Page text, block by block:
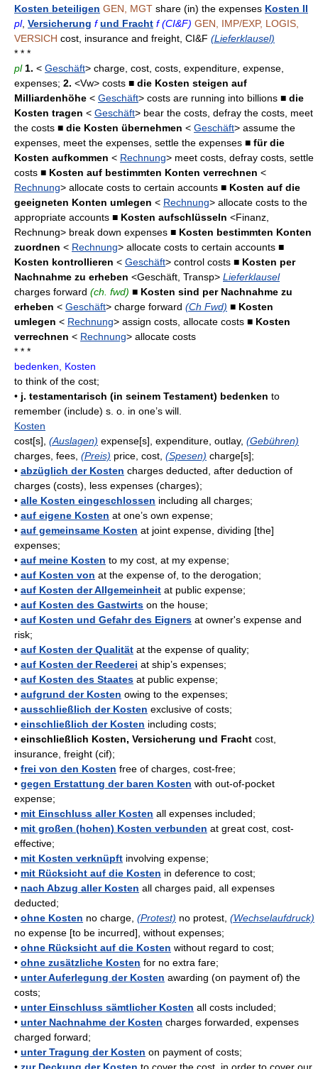
Kosten beteiligen GEN, MGT share (in) the expenses Kosten II
pl, Versicherung f und Fracht f (CI&F) GEN, IMP/EXP, LOGIS,
VERSICH cost, insurance and freight, CI&F (Lieferklausel)
* * *
pl 1. < Geschäft> charge, cost, costs, expenditure, expense,
expenses; 2. <Vw> costs ■ die Kosten steigen auf
Milliardenhöhe < Geschäft> costs are running into billions ■ die
Kosten tragen < Geschäft> bear the costs, defray the costs, meet
the costs ■ die Kosten übernehmen < Geschäft> assume the
expenses, meet the expenses, settle the expenses ■ für die
Kosten aufkommen < Rechnung> meet costs, defray costs, settle
costs ■ Kosten auf bestimmten Konten verrechnen <
Rechnung> allocate costs to certain accounts ■ Kosten auf die
geeigneten Konten umlegen < Rechnung> allocate costs to the
appropriate accounts ■ Kosten aufschlüsseln <Finanz,
Rechnung> break down expenses ■ Kosten bestimmten Konten
zuordnen < Rechnung> allocate costs to certain accounts ■
Kosten kontrollieren < Geschäft> control costs ■ Kosten per
Nachnahme zu erheben <Geschäft, Transp> Lieferklausel
charges forward (ch. fwd) ■ Kosten sind per Nachnahme zu
erheben < Geschäft> charge forward (Ch Fwd) ■ Kosten
umlegen < Rechnung> assign costs, allocate costs ■ Kosten
verrechnen < Rechnung> allocate costs
* * *
bedenken, Kosten
to think of the cost;
• j. testamentarisch (in seinem Testament) bedenken to
remember (include) s. o. in one’s will.
Kosten
cost[s], (Auslagen) expense[s], expenditure, outlay, (Gebühren)
charges, fees, (Preis) price, cost, (Spesen) charge[s];
• abzüglich der Kosten charges deducted, after deduction of
charges (costs), less expenses (charges);
• alle Kosten eingeschlossen including all charges;
• auf eigene Kosten at one’s own expense;
• auf gemeinsame Kosten at joint expense, dividing [the]
expenses;
• auf meine Kosten to my cost, at my expense;
• auf Kosten von at the expense of, to the derogation;
• auf Kosten der Allgemeinheit at public expense;
• auf Kosten des Gastwirts on the house;
• auf Kosten und Gefahr des Eigners at owner's expense and
risk;
• auf Kosten der Qualität at the expense of quality;
• auf Kosten der Reederei at ship’s expenses;
• auf Kosten des Staates at public expense;
• aufgrund der Kosten owing to the expenses;
• ausschließlich der Kosten exclusive of costs;
• einschließlich der Kosten including costs;
• einschließlich Kosten, Versicherung und Fracht cost,
insurance, freight (cif);
• frei von den Kosten free of charges, cost-free;
• gegen Erstattung der baren Kosten with out-of-pocket
expense;
• mit Einschluss aller Kosten all expenses included;
• mit großen (hohen) Kosten verbunden at great cost, cost-
effective;
• mit Kosten verknüpft involving expense;
• mit Rücksicht auf die Kosten in deference to cost;
• nach Abzug aller Kosten all charges paid, all expenses
deducted;
• ohne Kosten no charge, (Protest) no protest, (Wechselaufdruck)
no expense [to be incurred], without expenses;
• ohne Rücksicht auf die Kosten without regard to cost;
• ohne zusätzliche Kosten for no extra fare;
• unter Auferlegung der Kosten awarding (on payment of) the
costs;
• unter Einschluss sämtlicher Kosten all costs included;
• unter Nachnahme der Kosten charges forwarded, expenses
charged forward;
• unter Tragung der Kosten on payment of costs;